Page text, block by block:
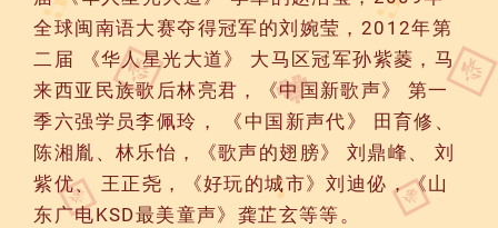
全球闽南语大赛夺得冠军的刘婉莹，2012年第
二届 《华人星光大道》 大马区冠军孙紫菱，马
来西亚民族歌后林亮君，《中国新歌声》 第一
季六强学员李佩玲， 《中国新声代》 田育修、
陈湘胤、林乐怡，《歌声的翅膀》 刘鼎峰、 刘
紫优、 王正尧，《好玩的城市》刘迪佖，《山
东广电KSD最美童声》龚芷玄等等。